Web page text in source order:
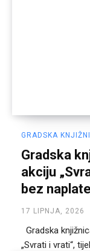
GRADSKA
Gradska
akciju
bez
17 LIPNJA, 2026
Gradska
„Svrati i vrati“,